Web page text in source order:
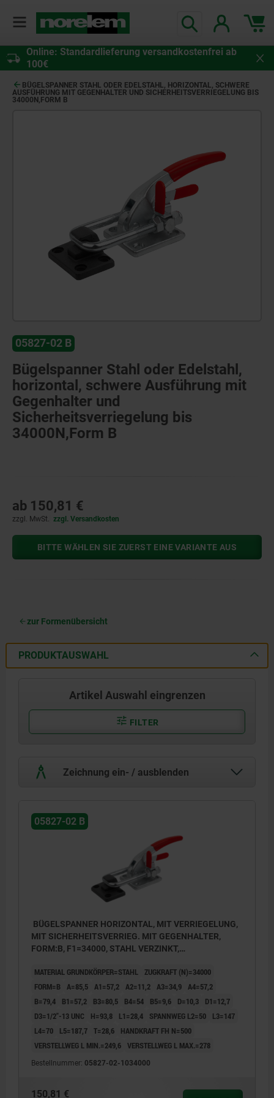
Online: Standardlieferung versandkostenfrei ab
100€
BÜGELSPANNER STAHL ODER EDELSTAHL, HORIZONTAL, SCHWERE
AUSFÜHRUNG MIT GEGENHALTER UND SICHERHEITSVERRIEGELUNG BIS
34000N,FORM B
05827-02 B
Bügelspanner Stahl oder Edelstahl,
horizontal, schwere Ausführung mit
Gegenhalter und
Sicherheitsverriegelung bis
34000N,Form B
ab 150,81 €
zzgl. MwSt. zzgl. Versandkosten
BITTE WÄHLEN SIE ZUERST EINE VARIANTE AUS
zur Formenübersicht
PRODUKTAUSWAHL
Artikel Auswahl eingrenzen
FILTER
Zeichnung ein- / ausblenden
05827-02 B
BÜGELSPANNER HORIZONTAL, MIT VERRIEGELUNG,
MIT SICHERHEITSVERRIEG. MIT GEGENHALTER,
FORM:B, F1=34000, STAHL VERZINKT,
MATERIAL GRUNDKÖRPER=STAHL ZUGKRAFT (N)=34000
FORM=B A=85,5 A1=57,2 A2=11,2 A3=34,9 A4=57,2
B=79,4
B1=57,2 B3=80,5 B4=54 B5=9,6 D=10,3
D1=12,7
D3=1/2"-13 UNC
H=93,8 L1=28,4 SPANNWEG L2=50
L3=147
L4=70
L5=187,7 T=28,6
HANDKRAFT FH N=500
VERSTELLWEG L MIN.=249,6 VERSTELLWEG L MAX.=278
Bestellnummer: 05827-02-1034000
150,81 €